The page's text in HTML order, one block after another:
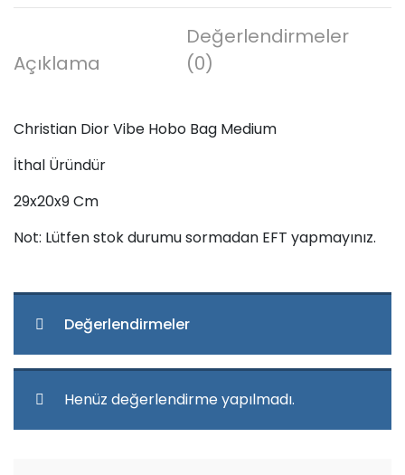
adet
Açıklama
Değerlendirmeler
(0)
Christian Dior Vibe Hobo Bag Medium
İthal Üründür
29x20x9 Cm
Not: Lütfen stok durumu sormadan EFT yapmayınız.
Değerlendirmeler
Henüz değerlendirme yapılmadı.